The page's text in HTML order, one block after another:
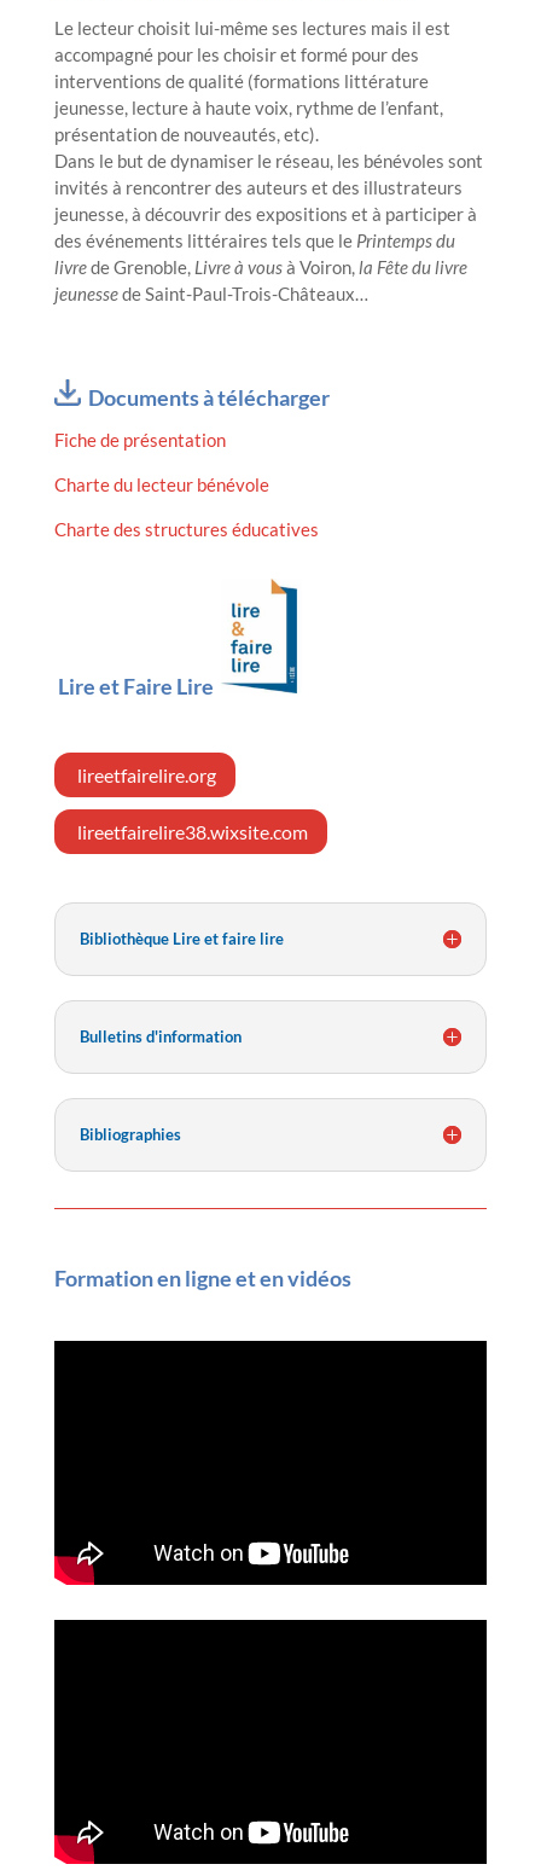
Le lecteur choisit lui-même ses lectures mais il est
accompagné pour les choisir et formé pour des
interventions de qualité (formations littérature
jeunesse, lecture à haute voix, rythme de l’enfant,
présentation de nouveautés, etc).
Dans le but de dynamiser le réseau, les bénévoles sont
invités à rencontrer des auteurs et des illustrateurs
jeunesse, à découvrir des expositions et à participer à
des événements littéraires tels que le Printemps du
livrede Grenoble, Livre à vousà Voiron,la Fête du livre
jeunessede Saint-Paul-Trois-Châteaux…
Documents à télécharger
Fiche de présentation
Charte du lecteur bénévole
Charte des structures éducatives
Lire et Faire Lire
lireetfairelire.org
lireetfairelire38.wixsite.com
Bibliothèque Lire et faire lire
Bulletins d'information
Bibliographies
Formation en ligne et en vidéos